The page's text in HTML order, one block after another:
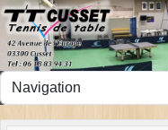
Panneau de gestion des